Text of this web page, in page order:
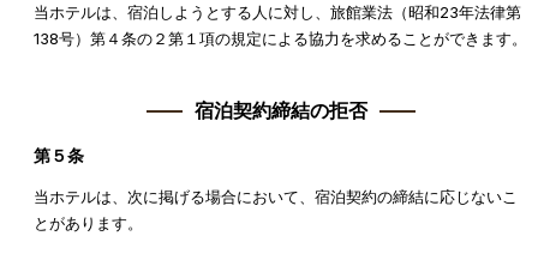
当ホテルは、宿泊しようとする人に対し、旅館業法（昭和23年法律第
138号）第４条の２第１項の規定による協力を求めることができます。
宿泊契約締結の拒否
第５条
当ホテルは、次に掲げる場合において、宿泊契約の締結に応じないこ
とがあります。